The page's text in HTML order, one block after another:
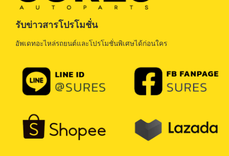
รับข่าวสารโปรโมชั่น
อัพเดทอะไหล่รถยนต์และโปรโมชั่นพิเศษได้ก่อนใคร